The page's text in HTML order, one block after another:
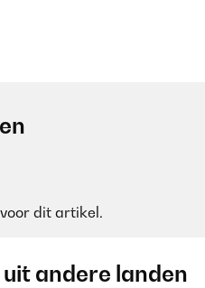
dit artikel.
andere landen